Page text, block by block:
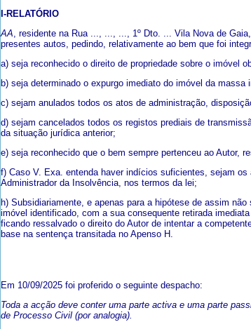
I-RELATÓRIO
AA, residente na Rua ..., ..., ..., 1º Dto. ... Vila Nova de
presentes autos, pedindo, relativamente ao bem que foi
a) seja reconhecido o direito de propriedade sobre o imóvel
b) seja determinado o expurgo imediato do imóvel da
c) sejam anulados todos os atos de administração,
d) sejam cancelados todos os registos prediais de
da situação jurídica anterior;
e) seja reconhecido que o bem sempre pertenceu ao Autor,
f) Caso V. Exa. entenda haver indícios suficientes, sejam
Administrador da Insolvência, nos termos da lei;
h) Subsidiariamente, e apenas para a hipótese de assim
imóvel identificado, com a sua consequente retirada
ficando ressalvado o direito do Autor de intentar a
base na sentença transitada no Apenso H.
Em 10/09/2025 foi proferido o seguinte despacho:
Toda a acção deve conter uma parte activa e uma parte
de Processo Civil (por analogia).